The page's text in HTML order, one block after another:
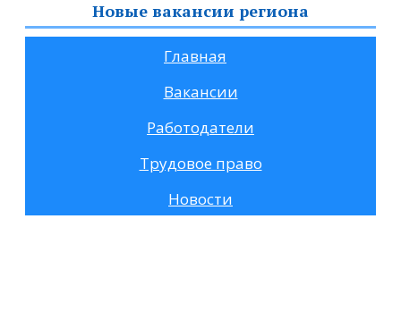
Новые вакансии региона
Главная
Вакансии
Работодатели
Трудовое право
Новости